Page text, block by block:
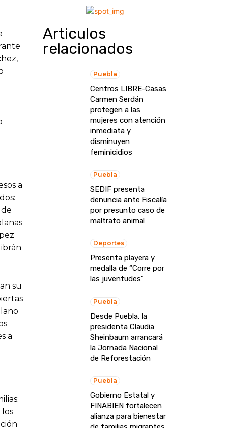
a
su
a
Articulos
relacionados
Puebla
Centros LIBRE-Casas
Carmen Serdán
protegen a las
mujeres con atención
inmediata y
disminuyen
feminicidios
Puebla
SEDIF presenta
denuncia ante Fiscalía
por presunto caso de
maltrato animal
Deportes
Presenta playera y
medalla de “Corre por
las juventudes”
Puebla
Desde Puebla, la
presidenta Claudia
Sheinbaum arrancará
la Jornada Nacional
de Reforestación
Puebla
Gobierno Estatal y
FINABIEN fortalecen
alianza para bienestar